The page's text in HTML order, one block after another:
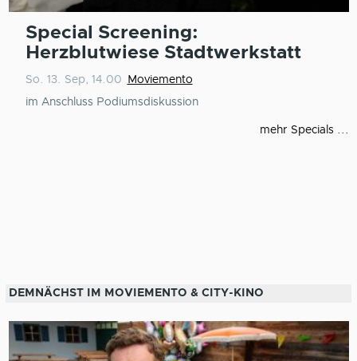
Special Screening:
Herzblutwiese Stadtwerkstatt
So. 13. Sep, 14.00
Moviemento
im Anschluss Podiumsdiskussion
mehr Specials ...
DEMNÄCHST IM MOVIEMENTO & CITY-KINO